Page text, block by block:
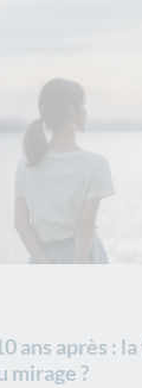
ans après :
mirage ?